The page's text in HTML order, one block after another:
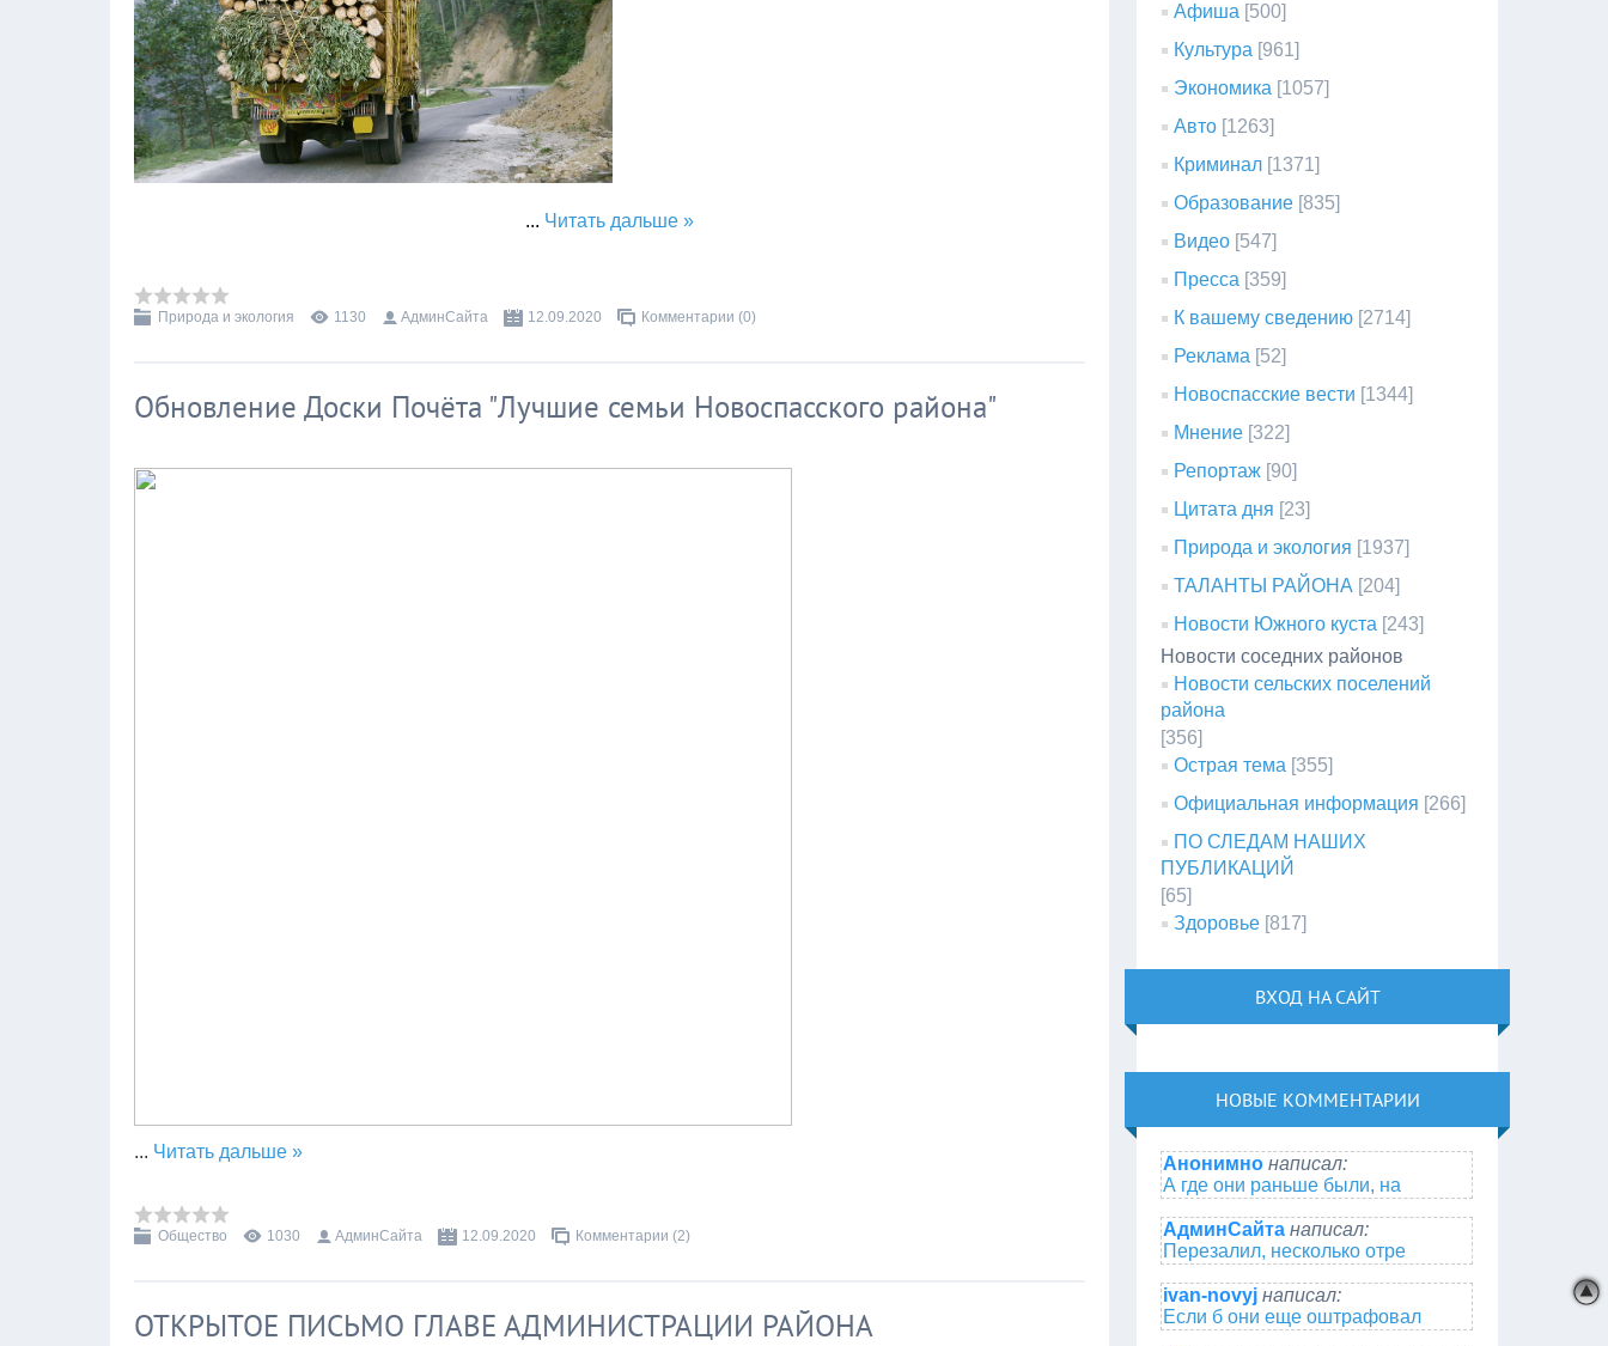
... Читать дальше »
Природа и экология 1130 АдминСайта 12.09.2020 Комментарии (0)
Обновление Доски Почёта "Лучшие семьи Новоспасского района"
... Читать дальше »
Общество 1030 АдминСайта 12.09.2020 Комментарии (2)
ОТКРЫТОЕ ПИСЬМО ГЛАВЕ АДМИНИСТРАЦИИ РАЙОНА
Афиша [500]
Культура [961]
Экономика [1057]
Авто [1263]
Криминал [1371]
Образование [835]
Видео [547]
Пресса [359]
К вашему сведению [2714]
Реклама [52]
Новоспасские вести [1344]
Мнение [322]
Репортаж [90]
Цитата дня [23]
Природа и экология [1937]
ТАЛАНТЫ РАЙОНА [204]
Новости Южного куста [243]
Новости соседних районов
Новости сельских поселений
района
[356]
Острая тема [355]
Официальная информация [266]
ПО СЛЕДАМ НАШИХ
ПУБЛИКАЦИЙ
[65]
Здоровье [817]
ВХОД НА САЙТ
НОВЫЕ КОММЕНТАРИИ
Анонимно написал:
А где они раньше были, на
АдминСайта написал:
Перезалил, несколько отре
ivan-novyj написал:
Если б они еще оштрафовал